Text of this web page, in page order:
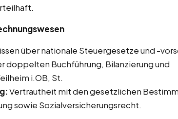
über nationale Steuergesetze und -
doppelten Buchführung, Bilanzierung und
i.OB, St.
Vertrautheit mit den gesetzlichen
sowie Sozialversicherungsrecht.